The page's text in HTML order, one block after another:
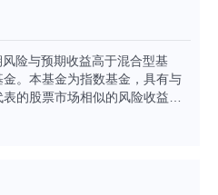
险与预期收益高于混合型基
。本基金为指数基金，具有与
的股票市场相似的风险收益特
的，将承担港股通机制下因投
及交易规则等差异带来的特有